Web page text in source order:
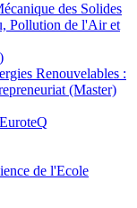
des Solides
Pollution de l'Air et
Renouvelables :
(Master)
de l'Ecole